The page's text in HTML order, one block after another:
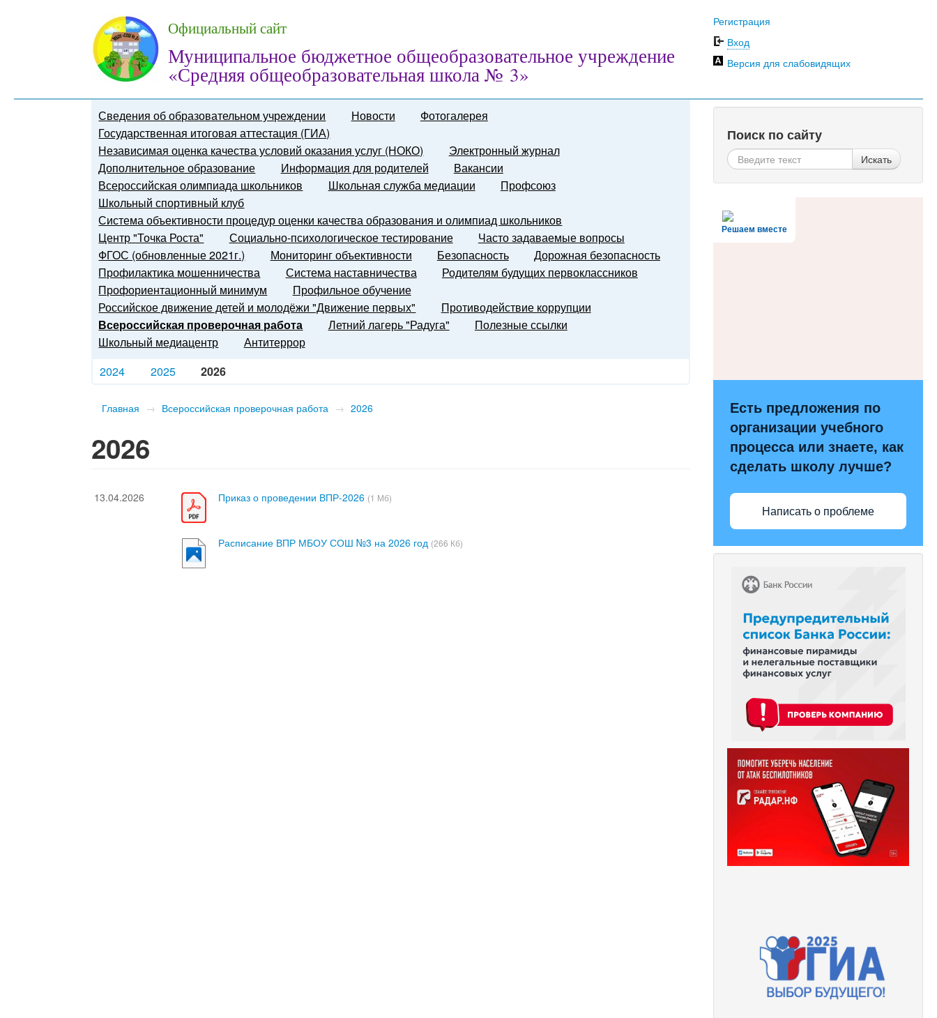
Официальный сайт
Муниципальное бюджетное общеобразовательное учреждение
«Средняя общеобразовательная школа № 3»
Регистрация
Вход
Версия для слабовидящих
Сведения об образовательном учреждении Новости
Фотогалерея
Государственная итоговая аттестация (ГИА)
Независимая оценка качества условий оказания услуг (НОКО)
Электронный журнал
Дополнительное образование
Информация для родителей
Вакансии
Всероссийская олимпиада школьников
Школьная служба медиации
Профсоюз
Школьный спортивный клуб
Система объективности процедур оценки качества образования и олимпиад школьников
Центр "Точка Роста"
Социально-психологическое тестирование
Часто задаваемые вопросы
ФГОС (обновленные 2021г.)
Мониторинг объективности Безопасность
Дорожная безопасность
Профилактика мошенничества
Система наставничества
Родителям будущих первоклассников
Профориентационный минимум
Профильное обучение
Российское движение детей и молодёжи "Движение первых"
Противодействие коррупции
Всероссийская проверочная работа
Летний лагерь "Радуга"
Полезные ссылки
Школьный медиацентр
Антитеррор
2024
2025 2026
Главная → Всероссийская проверочная работа → 2026
2026
13.04.2026 Приказ о проведении ВПР-2026 (1 Мб)
Расписание ВПР МБОУ СОШ №3 на 2026 год (266 Кб)
Поиск по сайту
Искать
Решаем вместе
Есть предложения по
организации учебного
процесса или знаете, как
сделать школу лучше?
Написать о проблеме